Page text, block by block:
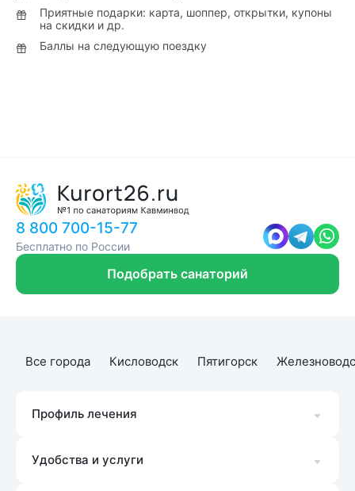
Приятные подарки: карта, шоппер, открытки, купоны
на скидки и др.
Баллы на следующую поездку
8 800 700-15-77
Бесплатно по России
Подобрать санаторий
Все города Кисловодск Пятигорск
Профиль лечения
Удобства и услуги